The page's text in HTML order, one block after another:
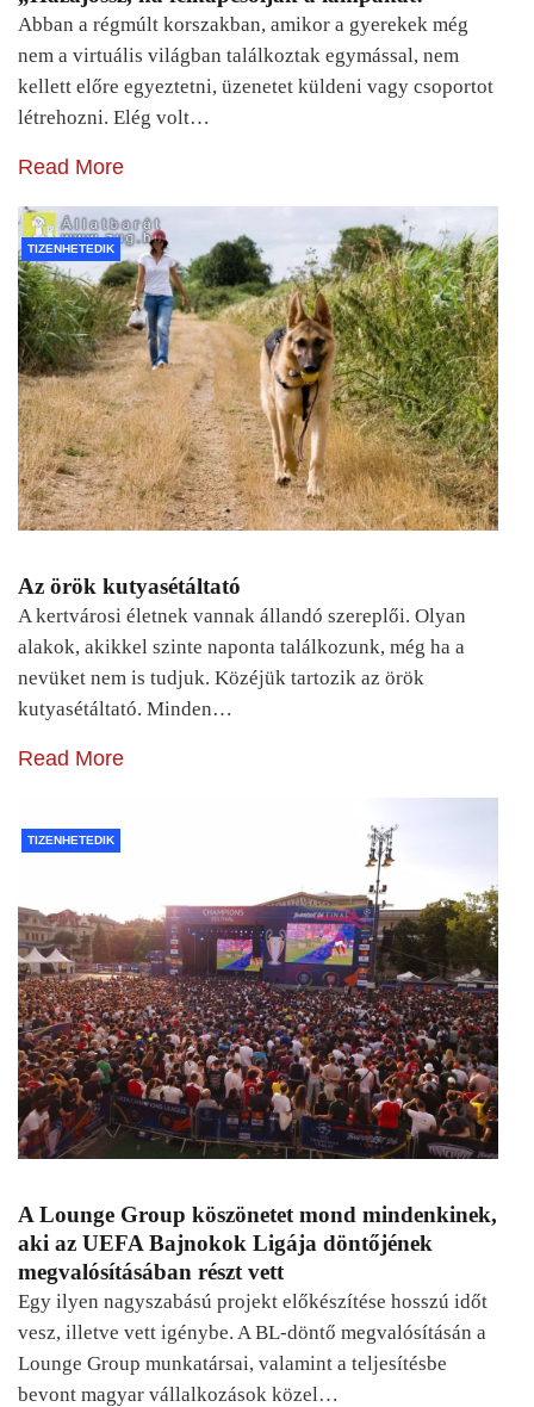
Abban a régmúlt korszakban, amikor a gyerekek még
nem a virtuális világban találkoztak egymással, nem
kellett előre egyeztetni, üzenetet küldeni vagy csoportot
létrehozni. Elég volt…
Read More
TIZENHETEDIK
Az örök kutyasétáltató
A kertvárosi életnek vannak állandó szereplői. Olyan
alakok, akikkel szinte naponta találkozunk, még ha a
nevüket nem is tudjuk. Közéjük tartozik az örök
kutyasétáltató. Minden…
Read More
TIZENHETEDIK
A Lounge Group köszönetet mond mindenkinek,
aki az UEFA Bajnokok Ligája döntőjének
megvalósításában részt vett
Egy ilyen nagyszabású projekt előkészítése hosszú időt
vesz, illetve vett igénybe. A BL-döntő megvalósításán a
Lounge Group munkatársai, valamint a teljesítésbe
bevont magyar vállalkozások közel…